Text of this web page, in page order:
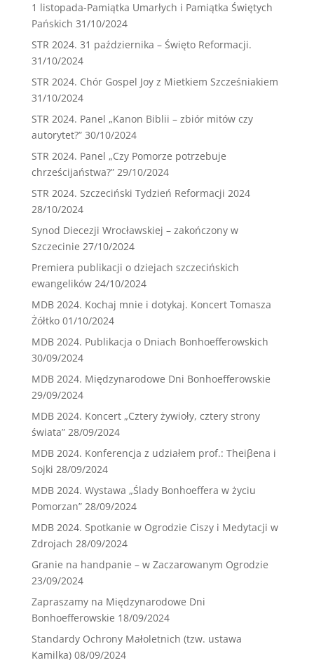
1 listopada-Pamiątka Umarłych i Pamiątka Świętych
Pańskich 31/10/2024
STR 2024. 31 października – Święto Reformacji.
31/10/2024
STR 2024. Chór Gospel Joy z Mietkiem Szcześniakiem
31/10/2024
STR 2024. Panel „Kanon Biblii – zbiór mitów czy
autorytet?” 30/10/2024
STR 2024. Panel „Czy Pomorze potrzebuje
chrześcijaństwa?” 29/10/2024
STR 2024. Szczeciński Tydzień Reformacji 2024
28/10/2024
Synod Diecezji Wrocławskiej – zakończony w
Szczecinie 27/10/2024
Premiera publikacji o dziejach szczecińskich
ewangelików 24/10/2024
MDB 2024. Kochaj mnie i dotykaj. Koncert Tomasza
Żółtko 01/10/2024
MDB 2024. Publikacja o Dniach Bonhoefferowskich
30/09/2024
MDB 2024. Międzynarodowe Dni Bonhoefferowskie
29/09/2024
MDB 2024. Koncert „Cztery żywioły, cztery strony
świata” 28/09/2024
MDB 2024. Konferencja z udziałem prof.: Theiβena i
Sojki 28/09/2024
MDB 2024. Wystawa „Ślady Bonhoeffera w życiu
Pomorzan” 28/09/2024
MDB 2024. Spotkanie w Ogrodzie Ciszy i Medytacji w
Zdrojach 28/09/2024
Granie na handpanie – w Zaczarowanym Ogrodzie
23/09/2024
Zapraszamy na Międzynarodowe Dni
Bonhoefferowskie 18/09/2024
Standardy Ochrony Małoletnich (tzw. ustawa
Kamilka) 08/09/2024